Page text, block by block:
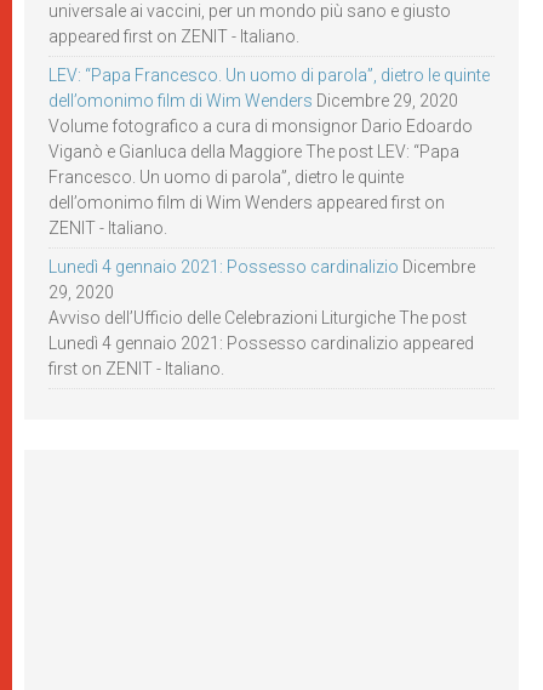
universale ai vaccini, per un mondo più sano e giusto
appeared first on ZENIT - Italiano.
LEV: “Papa Francesco. Un uomo di parola”, dietro le quinte
dell’omonimo film di Wim Wenders Dicembre 29, 2020
Volume fotografico a cura di monsignor Dario Edoardo
Viganò e Gianluca della Maggiore The post LEV: “Papa
Francesco. Un uomo di parola”, dietro le quinte
dell’omonimo film di Wim Wenders appeared first on
ZENIT - Italiano.
Lunedì 4 gennaio 2021: Possesso cardinalizio Dicembre
29, 2020
Avviso dell’Ufficio delle Celebrazioni Liturgiche The post
Lunedì 4 gennaio 2021: Possesso cardinalizio appeared
first on ZENIT - Italiano.